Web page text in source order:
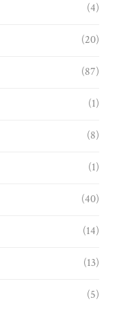
(4)
(20)
(87)
(1)
(8)
(1)
(40)
(14)
(13)
(5)